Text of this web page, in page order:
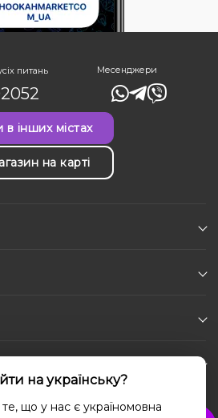
питань Месенджери
в інших містах
на карті
мережі
на українську?
що у нас є україномовна